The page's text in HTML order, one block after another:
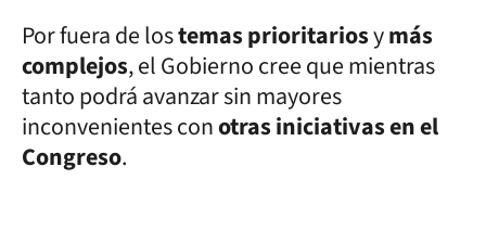
Por fuera de lostemas prioritariosymás
complejos, el Gobierno cree que mientras
tanto podrá avanzar sin mayores
inconvenientes conotras iniciativas en el
Congreso.